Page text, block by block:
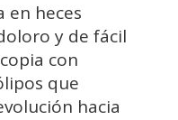
en heces
y de fácil
con
que
hacia